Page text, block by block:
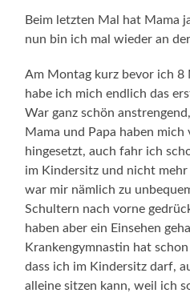
Beim letzten Mal hat Mama
nun bin ich mal wieder an
Am Montag kurz bevor ich
habe ich mich endlich das
War ganz schön
Mama und Papa haben mich
hingesetzt, auch fahr ich
im Kindersitz und nicht mehr
war mir nämlich zu
Schultern nach vorne
haben aber ein Einsehen
Krankengymnastin hat
dass ich im Kindersitz darf,
alleine sitzen kann, weil ich